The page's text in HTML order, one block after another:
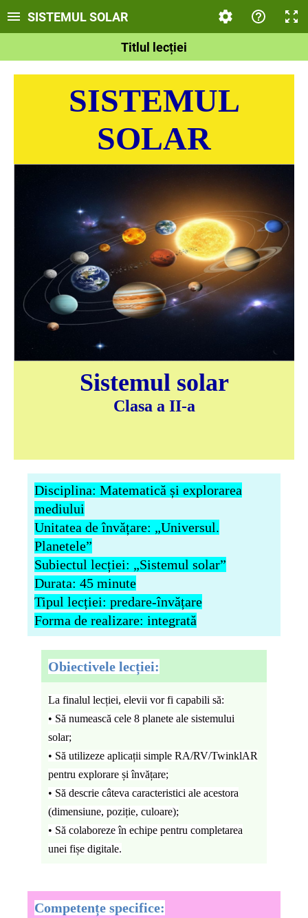
SISTEMUL SOLAR
Titlul lecției
SISTEMUL
SOLAR
Sistemul solar
Clasa a II-a
Disciplina: Matematică și explorarea
mediului
Unitatea de învățare: „Universul.
Planetele”
Subiectul lecției: „Sistemul solar”
Durata: 45 minute
Tipul lecției: predare-învățare
Forma de realizare: integrată
Obiectivele lecției:
La finalul lecției, elevii vor fi capabili să:
• Să numească cele 8 planete ale sistemului
solar;
• Să utilizeze aplicații simple RA/RV/TwinklAR
pentru explorare și învățare;
• Să descrie câteva caracteristici ale acestora
(dimensiune, poziție, culoare);
• Să colaboreze în echipe pentru completarea
unei fișe digitale.
Competențe specifice: